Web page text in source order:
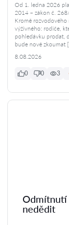
Od 1. ledna 2026
2014 – zákon č.
Kromě rozvodového
výživného: rodiče,
pohledávku prodat,
bude nově zkoumat
8.08.2026
0 0 3
Odmítnutí
nedědit